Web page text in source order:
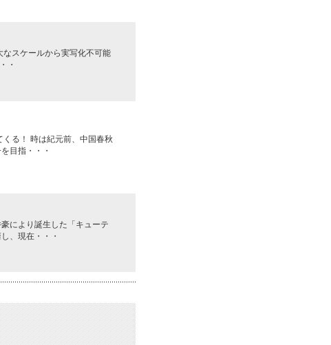
スケールから実写化不可能
・
る！ 時は紀元前、中国春秋
目指・・・
により誕生した「キューテ
、現在・・・